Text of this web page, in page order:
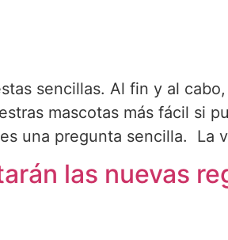
sencillas. Al fin y al
mascotas más fácil si
una pregunta sencilla.
las nuevas